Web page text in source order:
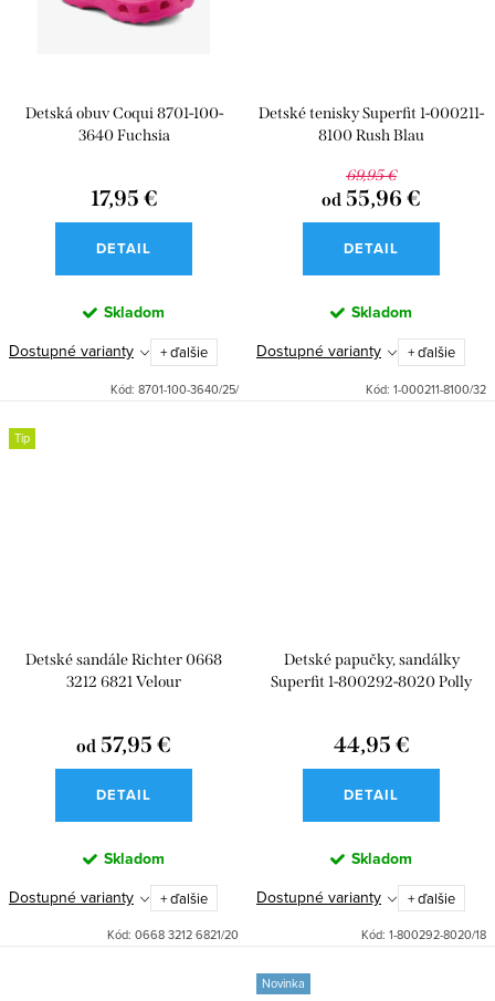
Detská obuv Coqui 8701-100-
3640 Fuchsia
17,95 €
DETAIL
Skladom
Dostupné varianty
+ ďalšie
Kód: 8701-100-3640/25/
Detské tenisky Superfit 1-000211-
8100 Rush Blau
69,95 €
od 55,96 €
DETAIL
Skladom
Dostupné varianty
+ ďalšie
Kód: 1-000211-8100/32
Tip
Detské sandále Richter 0668
3212 6821 Velour
od 57,95 €
DETAIL
Skladom
Dostupné varianty
+ ďalšie
Kód: 0668 3212 6821/20
Detské papučky, sandálky
Superfit 1-800292-8020 Polly
44,95 €
DETAIL
Skladom
Dostupné varianty
+ ďalšie
Kód: 1-800292-8020/18
Novinka